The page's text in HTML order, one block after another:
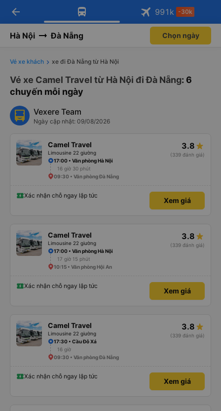
Tải app Vexere ngay!
Nhận ưu đãi thành viên độc
Mở app
Tải app Vexere
-30k/ghế khi đặt vé máy bay qua
Mở app
arrow_back 991 k -30k
Hà Nội Đà Nẵng Chọn ngày
Vé xe khách xe đi Đà Nẵng từ Hà Nội
Vé xe Camel Travel từ Hà Nội đi Đà Nẵng: 6
chuyến mỗi ngày
Vexere Team
Ngày cập nhật: 09/08/2026
Camel Travel
Limousine 22 giường
3.8
(339 đánh giá)
17:00 • Văn phòng Hà Nội
16 giờ 30 phút
09:30 • Văn phòng Đà Nẵng
Xác nhận chỗ ngay lập tức
Xem giá
Camel Travel
Limousine 22 giường
3.8
(339 đánh giá)
17:00 • Văn phòng Hà Nội
17 giờ 15 phút
10:15 • Văn phòng Hội An
Xác nhận chỗ ngay lập tức
Xem giá
Camel Travel
Limousine 22 giường
3.8
(339 đánh giá)
17:30 • Cầu Đỗ Xá
16 giờ
09:30 • Văn phòng Đà Nẵng
Xác nhận chỗ ngay lập tức
Xem giá